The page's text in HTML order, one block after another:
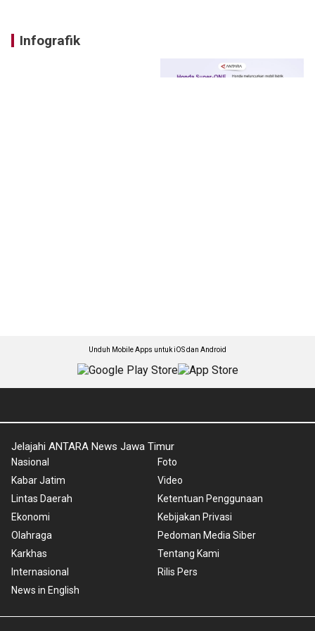
Infografik
Unduh Mobile Apps untuk iOS dan Android
Jelajahi ANTARA News Jawa Timur
Nasional
Kabar Jatim
Lintas Daerah
Ekonomi
Olahraga
Karkhas
Internasional
News in English
Foto
Video
Ketentuan Penggunaan
Kebijakan Privasi
Pedoman Media Siber
Tentang Kami
Rilis Pers